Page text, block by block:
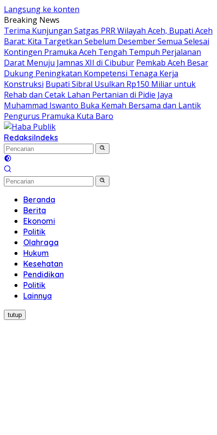
Langsung ke konten
Breaking News
Terima Kunjungan Satgas PRR Wilayah Aceh, Bupati Aceh
Barat: Kita Targetkan Sebelum Desember Semua Selesai
Kontingen Pramuka Aceh Tengah Tempuh Perjalanan
Darat Menuju Jamnas XII di Cibubur Pemkab Aceh Besar
Dukung Peningkatan Kompetensi Tenaga Kerja
Konstruksi Bupati Sibral Usulkan Rp150 Miliar untuk
Rehab dan Cetak Lahan Pertanian di Pidie Jaya
Muhammad Iswanto Buka Kemah Bersama dan Lantik
Pengurus Pramuka Kuta Baro
RedaksiIndeks
Beranda
Berita
Ekonomi
Politik
Olahraga
Hukum
Kesehatan
Pendidikan
Politik
Lainnya
tutup